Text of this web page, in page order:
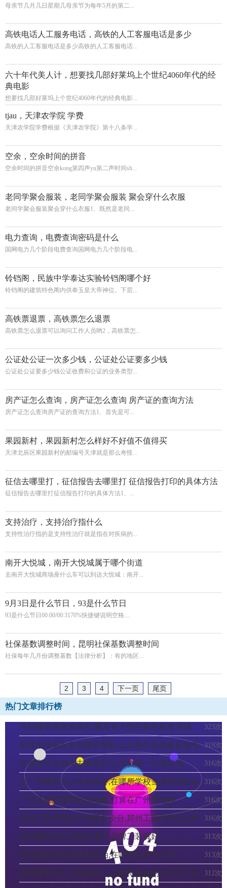
母亲节几月几日星期几母亲节为每年5月的第二...
高铁电话人工服务电话，高铁的人工客服电话是多少
高铁的人工客服电话是多少高铁的人工客服电话...
六十年代美人计，想要找几部好莱坞上个世纪4060年代的经
典电影
想要找几部好莱坞上个世纪4060年代的经典电影...
tjau，天津农学院 学费
天津农学院学费根据《天津农学院》第十八条学...
空余，空余时间的拼音
空余时间的拼音空余kong第四声yu第二声时间sh...
老同学聚会服装，老同学聚会服装 聚会穿什么衣服
老同学聚会服装聚会穿什么衣服1、既然是老同...
电力查询，电费查询密码是什么
国网电力几个阶段电费查询国网电力几个阶段电...
铃铛阁，民族中学泰达实验铃铛阁哪个好
铃铛阁的建筑特色阁内供奉玉皇大帝神位。下层...
高铁票退票，高铁票怎么退票
高铁票怎么退票可以询问工作人员哟2，高铁票怎...
公证处公证一次多少钱，公证处公证要多少钱
公证处公证要多少钱公证收费和公证的业务类型...
房产证怎么查询，房产证怎么查询 房产证的查询方法
房产证怎么查询房产证的查询方法1、首先是可...
果园新村，果园新村怎么样好不好值不值得买
天津北辰区果园新村的邮编号天津就是那么奇怪...
征信去哪里打，征信报告去哪里打 征信报告打印的具体方法
征信报告去哪里打征信报告打印的具体方法1、...
支持治疗，支持治疗指什么
支持性治疗指的是支持性治疗就是指在对疾病的...
南开大悦城，南开大悦城属于哪个街道
去南开大悦城商场座什么车可以到达大悦城：南开...
9月3日是什么节日，93是什么节日
93是什么节日00:00/00:3170%快捷键说明空格:...
社保基数调整时间，昆明社保基数调整时间
社保每年几月份调整基数【法律分析】：有的地区...
2 3 4 下一页 尾页
热门文章排行榜
323次
开封哪里有批发箱包,哪里有大型的箱包批发市场
319次
东莞市战备应急包哪里领取,山东每年发战备应急包
316次
在深圳约女朋友去哪里好玩,朋友第一次来深圳
316次
在广东哪里当小学老师好,在哪所学校当老师的机会
大些 316次
广州花都区哪里能摆地摊,打算在广州摆地摊
316次
郑州工商学院好不好要多少分,郑州工商学院怎么样
313次
深圳哪里有工装裤买,哪个品牌工装裤好
313次
湛江哪里能买到正品机油,在哪里能买到正品
312次
深圳哪里有厂工资高的厂,深圳待遇好的大型工厂有